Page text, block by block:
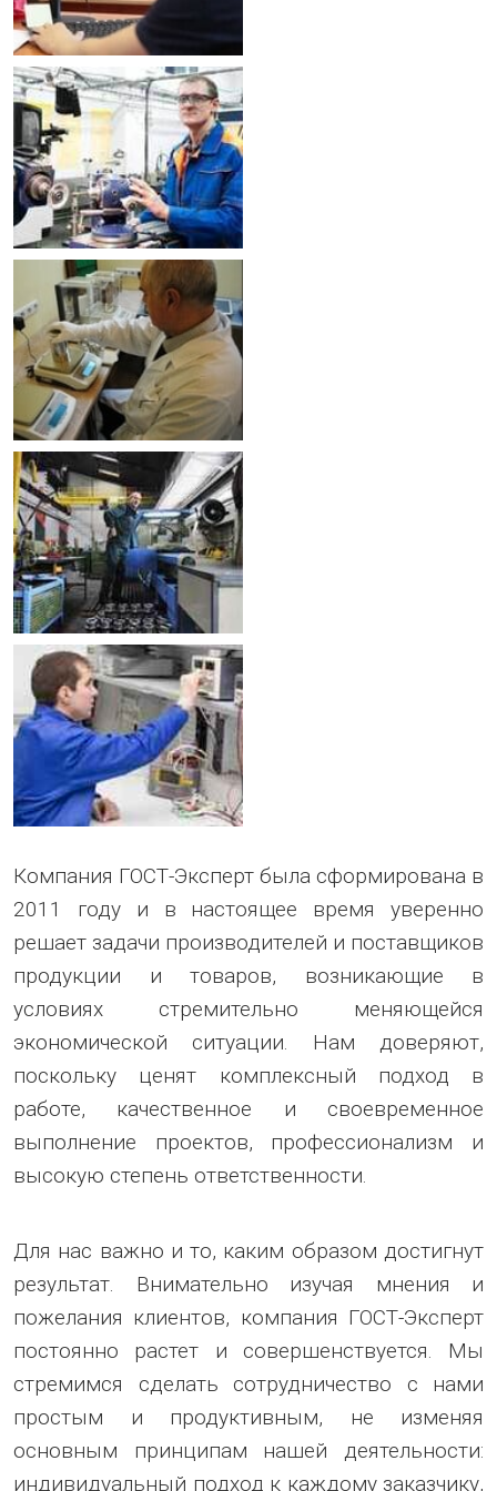
Компания ГОСТ-Эксперт была сформирована в
2011 году и в настоящее время уверенно
решает задачи производителей и поставщиков
продукции и товаров, возникающие в
условиях стремительно меняющейся
экономической ситуации. Нам доверяют,
поскольку ценят комплексный подход в
работе, качественное и своевременное
выполнение проектов, профессионализм и
высокую степень ответственности.
Для нас важно и то, каким образом достигнут
результат. Внимательно изучая мнения и
пожелания клиентов, компания ГОСТ-Эксперт
постоянно растет и совершенствуется. Мы
стремимся сделать сотрудничество с нами
простым и продуктивным, не изменяя
основным принципам нашей деятельности:
индивидуальный подход к каждому заказчику,